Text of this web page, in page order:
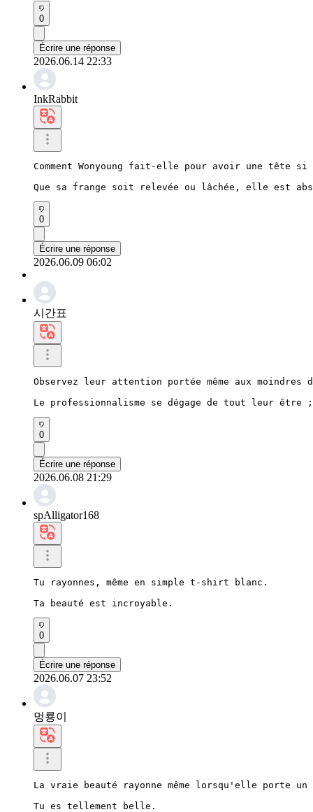
0
Écrire une réponse
2026.06.14 22:33
InkRabbit
Comment Wonyoung fait-elle pour avoir une tête
Que sa frange soit relevée ou lâchée, elle est
0
Écrire une réponse
2026.06.09 06:02
시간표
Observez leur attention portée même aux
Le professionnalisme se dégage de tout leur
0
Écrire une réponse
2026.06.08 21:29
spAlligator168
Tu rayonnes, même en simple t-shirt blanc.
Ta beauté est incroyable.
0
Écrire une réponse
2026.06.07 23:52
멍룡이
La vraie beauté rayonne même lorsqu'elle porte
Tu es tellement belle.